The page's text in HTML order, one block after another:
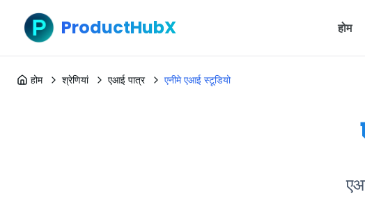
ProductHubX होम
होम श्रेणियां एआई पात्र एनीमे एआई स्टूडियो